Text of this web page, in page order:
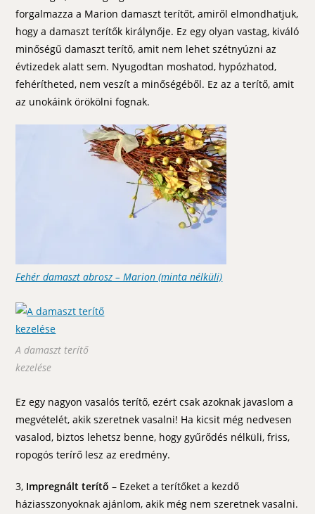
forgalmazza a Marion damaszt terítőt, amiről elmondhatjuk,
hogy a damaszt terítők királynője. Ez egy olyan vastag, kiváló
minőségű damaszt terítő, amit nem lehet szétnyúzni az
évtizedek alatt sem. Nyugodtan moshatod, hypózhatod,
fehérítheted, nem veszít a minőségéből. Ez az a terítő, amit
az unokáink örökölni fognak.
Fehér damaszt abrosz – Marion (minta nélküli)
A damaszt terítő
kezelése
Ez egy nagyon vasalós terítő, ezért csak azoknak javaslom a
megvételét, akik szeretnek vasalni! Ha kicsit még nedvesen
vasalod, biztos lehetsz benne, hogy gyűrődés nélküli, friss,
ropogós terírő lesz az eredmény.
3, Impregnált terítő – Ezeket a terítőket a kezdő
háziasszonyoknak ajánlom, akik még nem szeretnek vasalni.